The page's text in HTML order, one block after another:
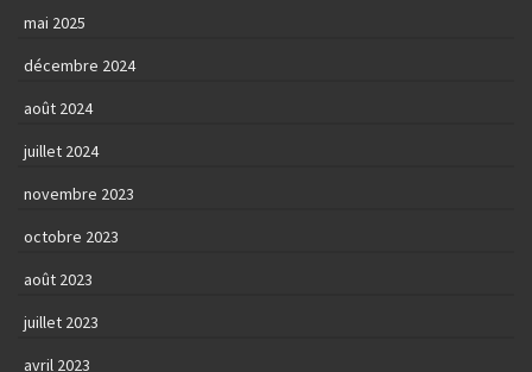
mai 2025
décembre 2024
août 2024
juillet 2024
novembre 2023
octobre 2023
août 2023
juillet 2023
avril 2023